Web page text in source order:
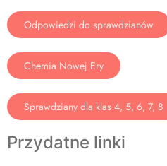
Odpowiedzi do sprawdzianów
Chemia Nowej Ery
Sprawdziany dla klas 4, 5, 6, 7, 8
Przydatne linki